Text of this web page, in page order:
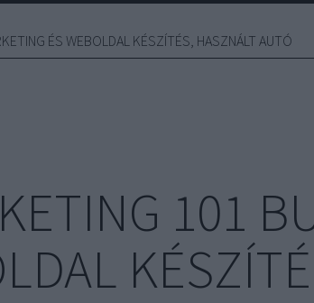
ÉS WEBOLDAL KÉSZÍTÉS, HASZNÁLT AUTÓ
101